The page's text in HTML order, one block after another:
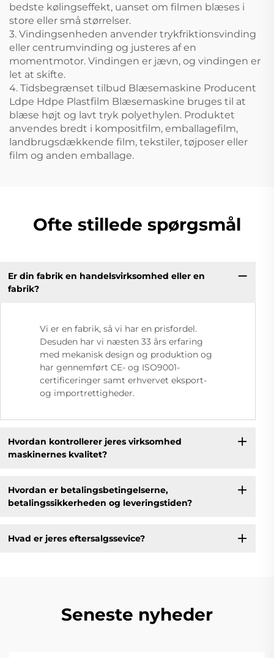
bedste kølingseffekt, uanset om filmen blæses i
store eller små størrelser.
3. Vindingsenheden anvender trykfriktionsvinding
eller centrumvinding og justeres af en
momentmotor. Vindingen er jævn, og vindingen er
let at skifte.
4. Tidsbegrænset tilbud Blæsemaskine Producent
Ldpe Hdpe Plastfilm Blæsemaskine bruges til at
blæse højt og lavt tryk polyethylen. Produktet
anvendes bredt i kompositfilm, emballagefilm,
landbrugsdækkende film, tekstiler, tøjposer eller
film og anden emballage.
Ofte stillede spørgsmål
Er din fabrik en handelsvirksomhed eller en
fabrik?
Vi er en fabrik, så vi har en prisfordel.
Desuden har vi næsten 33 års erfaring
med mekanisk design og produktion og
har gennemført CE- og ISO9001-
certificeringer samt erhvervet eksport-
og importrettigheder.
Hvordan kontrollerer jeres virksomhed
maskinernes kvalitet?
Hvordan er betalingsbetingelserne,
betalingssikkerheden og leveringstiden?
Hvad er jeres eftersalgssevice?
Seneste nyheder